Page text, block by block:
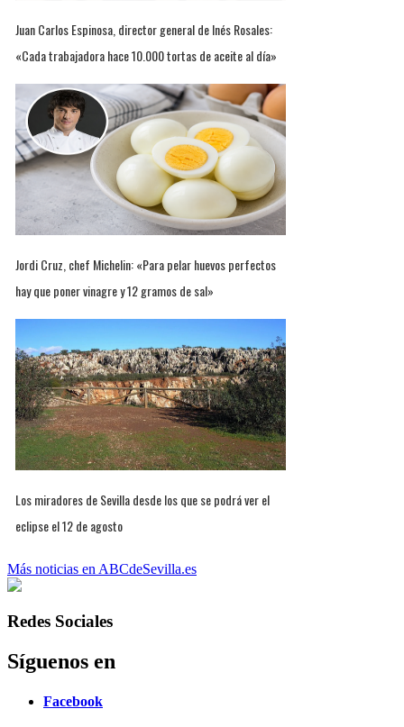
Juan Carlos Espinosa, director general de Inés Rosales:
«Cada trabajadora hace 10.000 tortas de aceite al día»
Jordi Cruz, chef Michelin: «Para pelar huevos perfectos
hay que poner vinagre y 12 gramos de sal»
Los miradores de Sevilla desde los que se podrá ver el
eclipse el 12 de agosto
Más noticias en ABCdeSevilla.es
Redes Sociales
Síguenos en
Facebook